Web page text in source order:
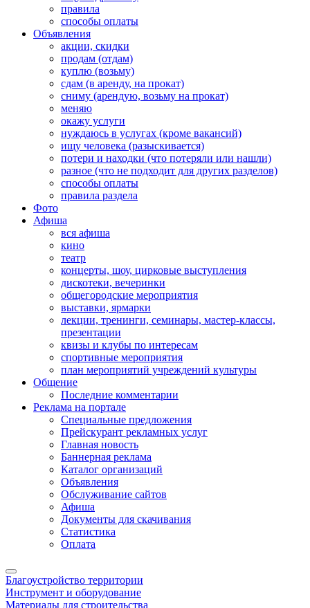
правила
способы оплаты
Объявления
акции, скидки
продам (отдам)
куплю (возьму)
сдам (в аренду, на прокат)
сниму (арендую, возьму на прокат)
меняю
окажу услуги
нуждаюсь в услугах (кроме вакансий)
ищу человека (разыскивается)
потери и находки (что потеряли или нашли)
разное (что не подходит для других разделов)
способы оплаты
правила раздела
Фото
Афиша
вся афиша
кино
театр
концерты, шоу, цирковые выступления
дискотеки, вечеринки
общегородские мероприятия
выставки, ярмарки
лекции, тренинги, семинары, мастер-классы,
презентации
квизы и клубы по интересам
спортивные мероприятия
план мероприятий учреждений культуры
Общение
Последние комментарии
Реклама на портале
Специальные предложения
Прейскурант рекламных услуг
Главная новость
Баннерная реклама
Каталог организаций
Объявления
Обслуживание сайтов
Афиша
Документы для скачивания
Статистика
Оплата
Благоустройство территории
Инструмент и оборудование
Материалы для строительства